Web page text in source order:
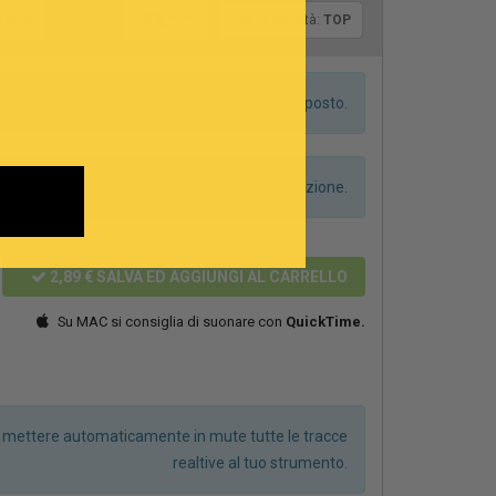
Qualità: TOP
due canali la base suonerà sul canale opposto.
alcuna transposizione durante la generazione.
2,89 € SALVA ED AGGIUNGI AL CARRELLO
Su MAC si consiglia di suonare con QuickTime.
automaticamente in mute tutte le tracce
realtive al tuo strumento.